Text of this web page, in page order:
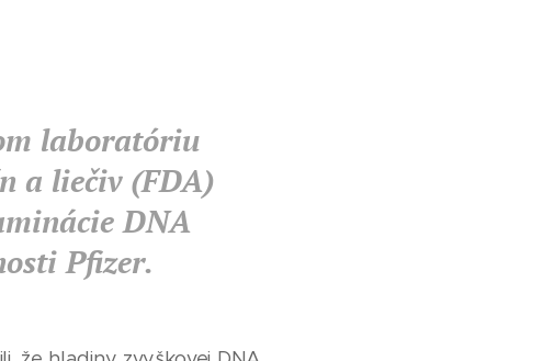
laboratóriu
a liečiv (FDA)
DNA
Pfizer.